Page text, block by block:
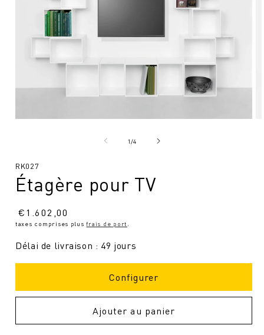
modal
1/de4
SKU
RK027
Étagère pour TV
Prix
normal
€1.602,00
taxes comprises plusfrais de port
Délai de livraison : 49 jours
Configurer
Ajouter au panier